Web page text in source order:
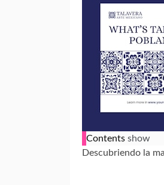
Contents show
Descubriendo la